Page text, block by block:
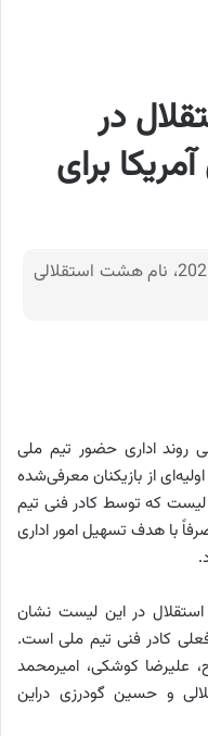
در
برای
در بین لیست صد نفره جام جهانی 2026، نام هشت استقلالی
روند اداری حضور تیم ملی
جهانی ۲۰۲۶، فهرست اولیه‌ای از بازیکنان معرفی‌شده
لیست که توسط کادر فنی تیم
است و صرفاً با هدف تسهیل امور اداری
در این لیست نشان
کادر فنی تیم ملی است.
علیرضا کوشکی، امیرمحمد
و حسین گودرزی دراین